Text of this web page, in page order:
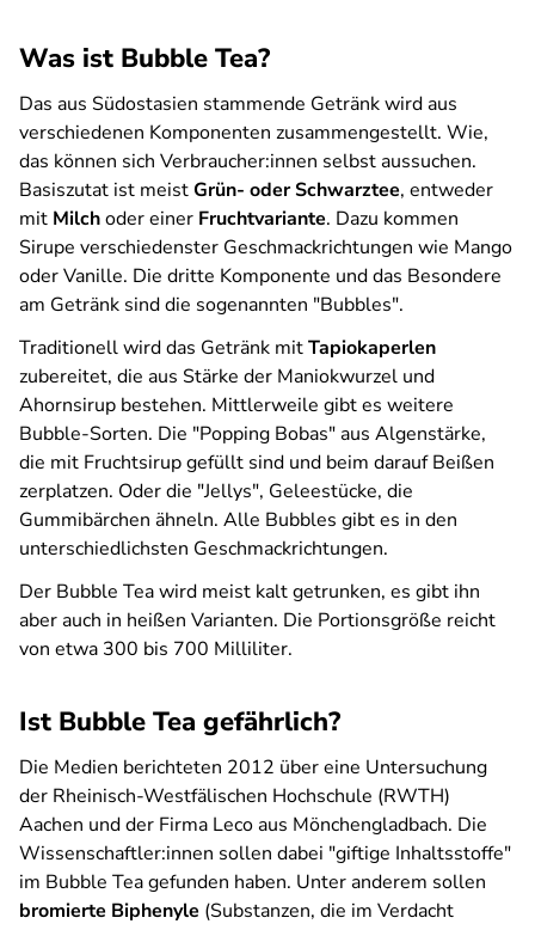
Was ist Bubble Tea?
Das aus Südostasien stammende Getränk wird aus
verschiedenen Komponenten zusammengestellt. Wie,
das können sich Verbraucher:innen selbst aussuchen.
Basiszutat ist meistGrün- oder Schwarztee, entweder
mit Milchoder einer Fruchtvariante. Dazu kommen
Sirupe verschiedenster Geschmackrichtungen wie Mango
oder Vanille. Die dritte Komponente und das Besondere
am Getränk sind die sogenannten "Bubbles".
Traditionell wird das Getränk mitTapiokaperlen
zubereitet, die aus Stärke der Maniokwurzel und
Ahornsirup bestehen. Mittlerweile gibt es weitere
Bubble-Sorten. Die "Popping Bobas" aus Algenstärke,
die mit Fruchtsirup gefüllt sind und beim darauf Beißen
zerplatzen. Oder die "Jellys", Geleestücke, die
Gummibärchen ähneln. Alle Bubbles gibt es in den
unterschiedlichsten Geschmackrichtungen.
Der Bubble Tea wird meist kalt getrunken, es gibt ihn
aber auch in heißen Varianten. Die Portionsgröße reicht
von etwa 300 bis 700 Milliliter.
Ist Bubble Tea gefährlich?
Die Medien berichteten 2012 über eine Untersuchung
der Rheinisch-Westfälischen Hochschule (RWTH)
Aachen und der Firma Leco aus Mönchengladbach. Die
Wissenschaftler:innen sollen dabei "giftige Inhaltsstoffe"
im Bubble Tea gefunden haben. Unter anderem sollen
bromierte Biphenyle (Substanzen, die im Verdacht